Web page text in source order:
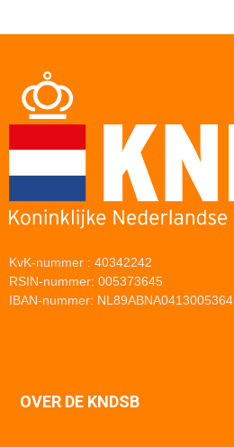
KvK-nummer : 40342242
RSIN-nummer: 005373645
IBAN-nummer: NL89ABNA0413005364
OVER DE KNDSB